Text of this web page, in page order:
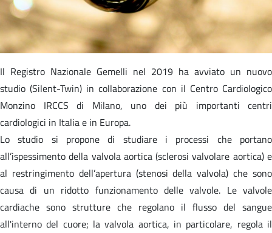
Il Registro Nazionale Gemelli nel 2019 ha avviato un nuovo
studio (Silent-Twin) in collaborazione con il Centro Cardiologico
Monzino IRCCS di Milano, uno dei più importanti centri
cardiologici in Italia e in Europa.
Lo studio si propone di studiare i processi che portano
all’ispessimento della valvola aortica (sclerosi valvolare aortica) e
al restringimento dell’apertura (stenosi della valvola) che sono
causa di un ridotto funzionamento delle valvole. Le valvole
cardiache sono strutture che regolano il flusso del sangue
all'interno del cuore; la valvola aortica, in particolare, regola il